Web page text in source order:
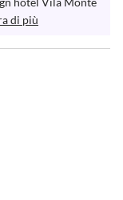
di più